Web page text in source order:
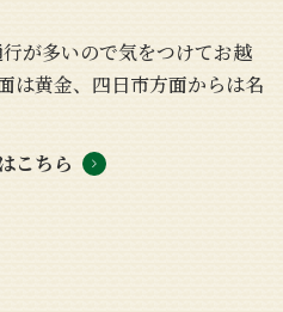
が多いので気をつけてお越
は黄金、四日市方面からは名
こちら